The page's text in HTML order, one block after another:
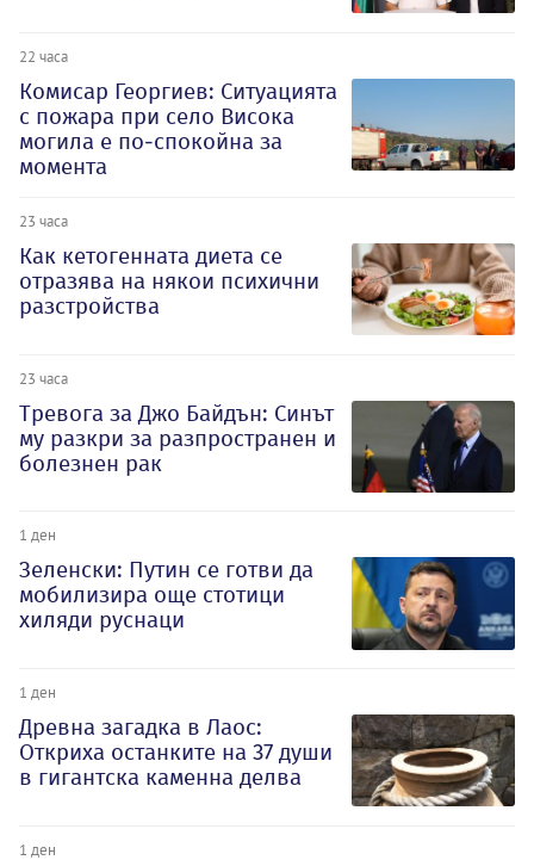
22 часа
Комисар Георгиев: Ситуацията
с пожара при село Висока
могила е по-спокойна за
момента
23 часа
Как кетогенната диета се
отразява на някои психични
разстройства
23 часа
Тревога за Джо Байдън: Синът
му разкри за разпространен и
болезнен рак
1 ден
Зеленски: Путин се готви да
мобилизира още стотици
хиляди руснаци
1 ден
Древна загадка в Лаос:
Откриха останките на 37 души
в гигантска каменна делва
1 ден